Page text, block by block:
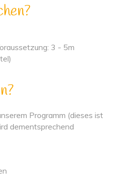
3 - 5m
Programm (dieses ist
dementsprechend